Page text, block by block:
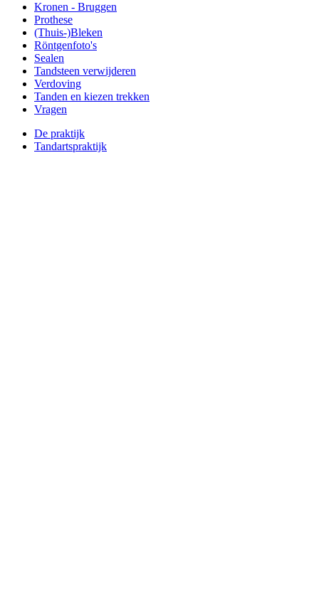
Kronen - Bruggen
Prothese
(Thuis-)Bleken
Röntgenfoto's
Sealen
Tandsteen verwijderen
Verdoving
Tanden en kiezen trekken
Vragen
De praktijk
Tandartspraktijk